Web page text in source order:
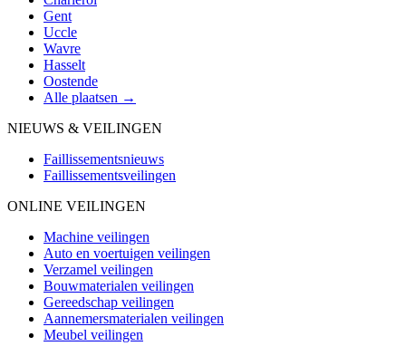
Gent
Uccle
Wavre
Hasselt
Oostende
Alle plaatsen →
NIEUWS & VEILINGEN
Faillissementsnieuws
Faillissementsveilingen
ONLINE VEILINGEN
Machine veilingen
Auto en voertuigen veilingen
Verzamel veilingen
Bouwmaterialen veilingen
Gereedschap veilingen
Aannemersmaterialen veilingen
Meubel veilingen